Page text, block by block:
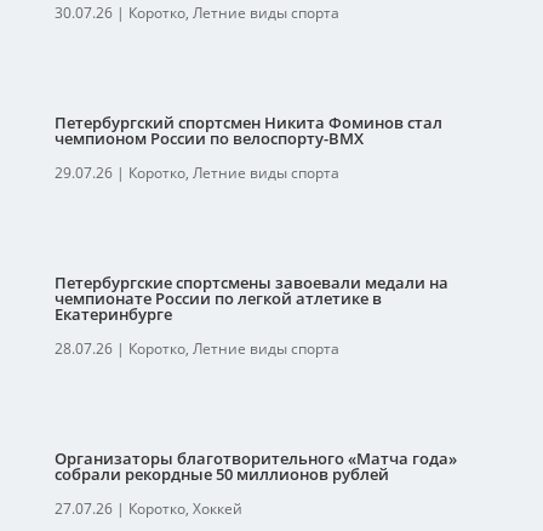
30.07.26| Коротко, Летние виды спорта
Петербургский спортсмен Никита Фоминов стал
чемпионом России по велоспорту-ВМХ
29.07.26| Коротко, Летние виды спорта
Петербургские спортсмены завоевали медали на
чемпионате России по легкой атлетике в
Екатеринбурге
28.07.26| Коротко, Летние виды спорта
Организаторы благотворительного «Матча года»
собрали рекордные 50 миллионов рублей
27.07.26| Коротко, Хоккей